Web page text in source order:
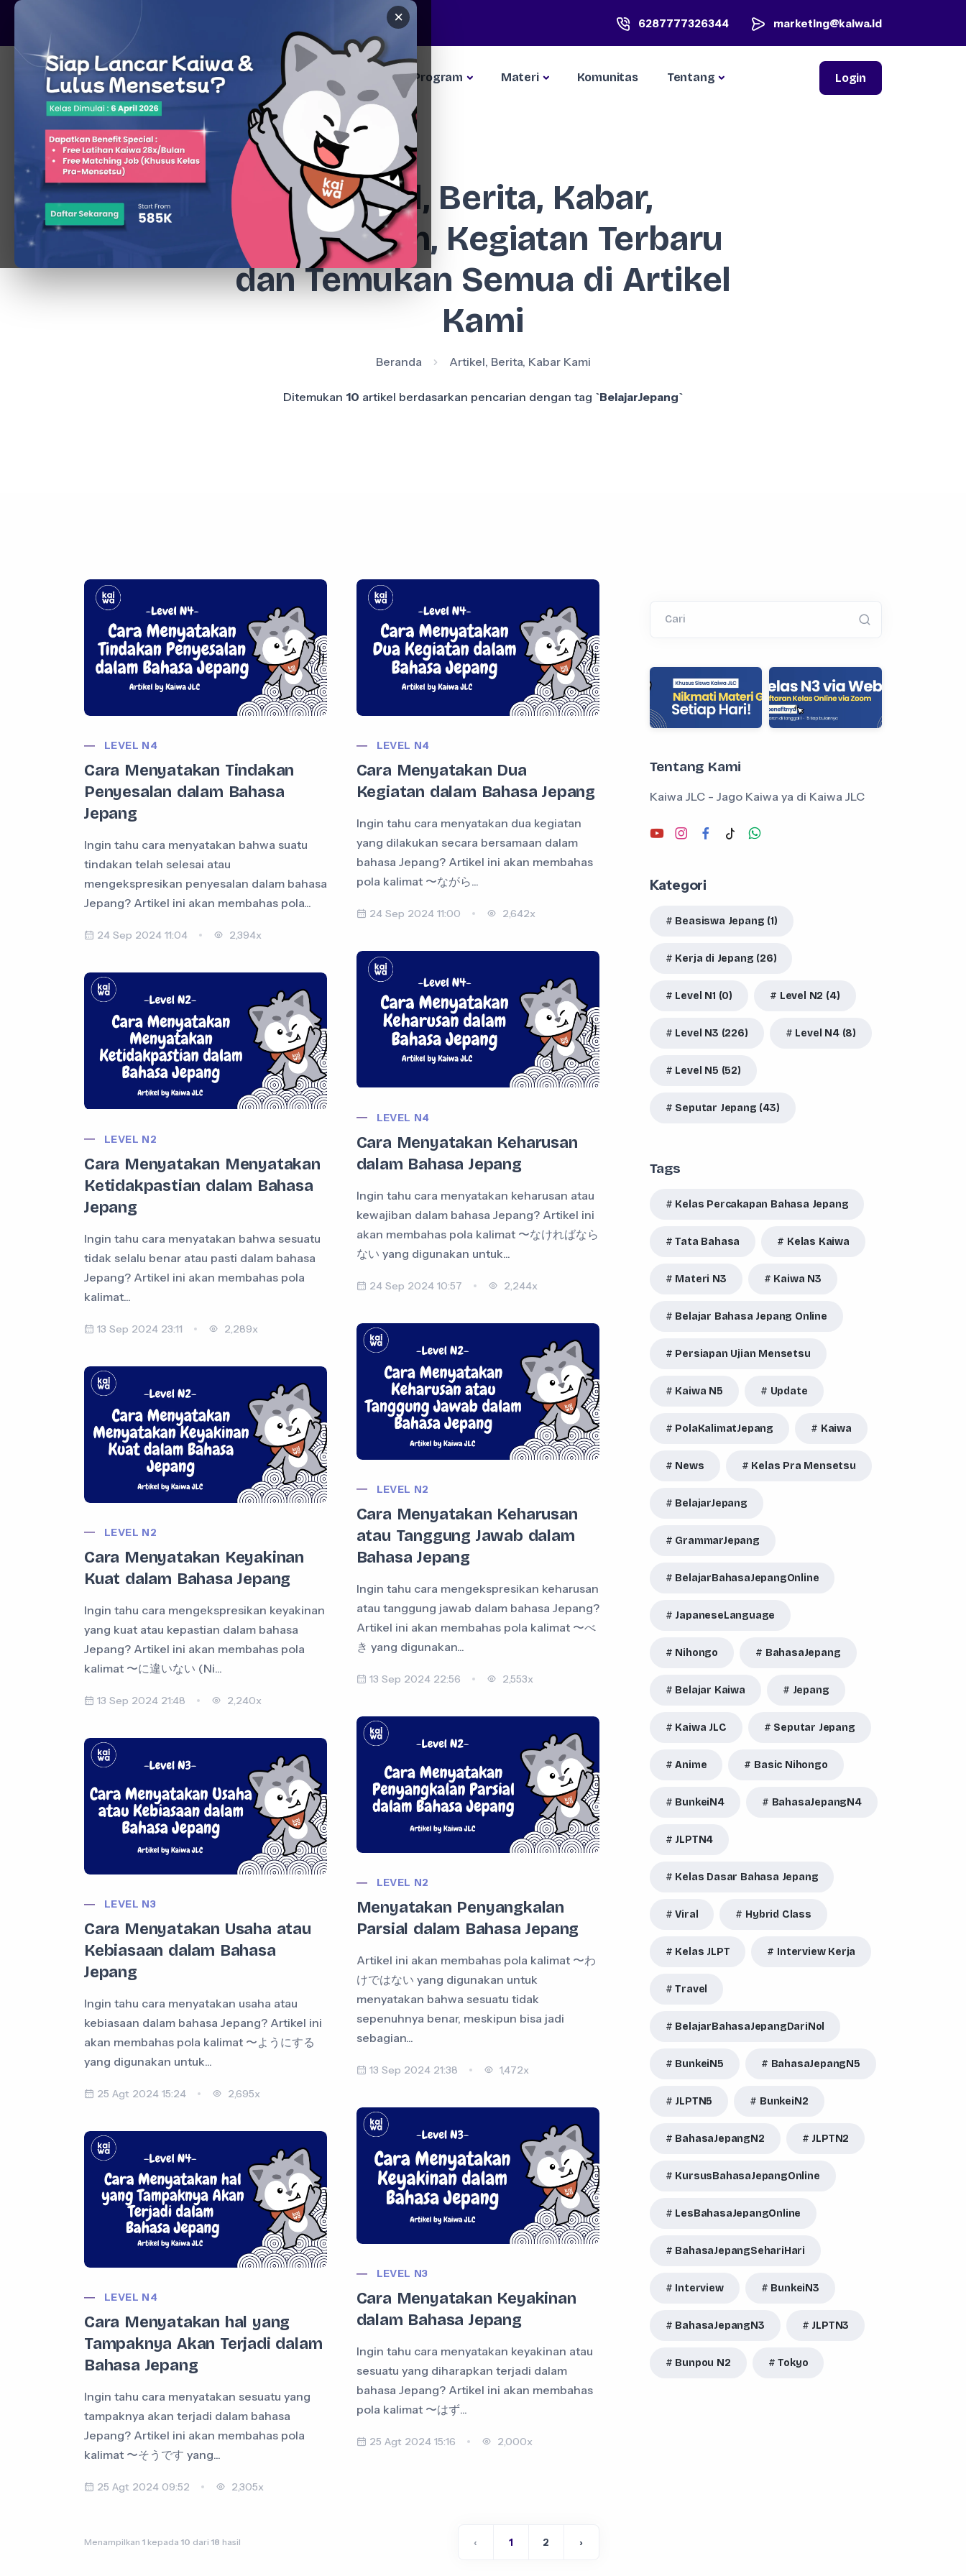
×
Pare, Kediri - Jawa Timur 6287777326344 marketing@kaiwa.id
Beranda Kompetisi Program Materi Komunitas Tentang Login
Artikel, Berita, Kabar,
Pencapaian, Kegiatan Terbaru
dan Temukan Semua di Artikel
Kami
Beranda Artikel, Berita, Kabar Kami
Ditemukan 10 artikel berdasarkan pencarian dengan tag `BelajarJepang`
LEVEL N4
Cara Menyatakan Tindakan
Penyesalan dalam Bahasa
Jepang
Ingin tahu cara menyatakan bahwa suatu
tindakan telah selesai atau
mengekspresikan penyesalan dalam bahasa
Jepang? Artikel ini akan membahas pola...
24 Sep 2024 11:04 2,394x
LEVEL N4
Cara Menyatakan Dua
Kegiatan dalam Bahasa Jepang
Ingin tahu cara menyatakan dua kegiatan
yang dilakukan secara bersamaan dalam
bahasa Jepang? Artikel ini akan membahas
pola kalimat 〜ながら...
24 Sep 2024 11:00 2,642x
LEVEL N4
Cara Menyatakan Keharusan
dalam Bahasa Jepang
Ingin tahu cara menyatakan keharusan atau
kewajiban dalam bahasa Jepang? Artikel ini
akan membahas pola kalimat 〜なければなら
ない yang digunakan untuk...
24 Sep 2024 10:57 2,244x
LEVEL N2
Cara Menyatakan Menyatakan
Ketidakpastian dalam Bahasa
Jepang
Ingin tahu cara menyatakan bahwa sesuatu
tidak selalu benar atau pasti dalam bahasa
Jepang? Artikel ini akan membahas pola
kalimat...
13 Sep 2024 23:11 2,289x
LEVEL N2
Cara Menyatakan Keharusan
atau Tanggung Jawab dalam
Bahasa Jepang
Ingin tahu cara mengekspresikan keharusan
atau tanggung jawab dalam bahasa Jepang?
Artikel ini akan membahas pola kalimat 〜べ
き yang digunakan...
13 Sep 2024 22:56 2,553x
LEVEL N2
Cara Menyatakan Keyakinan
Kuat dalam Bahasa Jepang
Ingin tahu cara mengekspresikan keyakinan
yang kuat atau kepastian dalam bahasa
Jepang? Artikel ini akan membahas pola
kalimat 〜に違いない (Ni...
13 Sep 2024 21:48 2,240x
LEVEL N2
Menyatakan Penyangkalan
Parsial dalam Bahasa Jepang
Artikel ini akan membahas pola kalimat 〜わ
けではない yang digunakan untuk
menyatakan bahwa sesuatu tidak
sepenuhnya benar, meskipun bisa jadi
sebagian...
13 Sep 2024 21:38 1,472x
LEVEL N3
Cara Menyatakan Usaha atau
Kebiasaan dalam Bahasa
Jepang
Ingin tahu cara menyatakan usaha atau
kebiasaan dalam bahasa Jepang? Artikel ini
akan membahas pola kalimat 〜ようにする
yang digunakan untuk...
25 Agt 2024 15:24 2,695x
LEVEL N3
Cara Menyatakan Keyakinan
dalam Bahasa Jepang
Ingin tahu cara menyatakan keyakinan atau
sesuatu yang diharapkan terjadi dalam
bahasa Jepang? Artikel ini akan membahas
pola kalimat 〜はず...
25 Agt 2024 15:16 2,000x
LEVEL N4
Cara Menyatakan hal yang
Tampaknya Akan Terjadi dalam
Bahasa Jepang
Ingin tahu cara menyatakan sesuatu yang
tampaknya akan terjadi dalam bahasa
Jepang? Artikel ini akan membahas pola
kalimat 〜そうです yang...
25 Agt 2024 09:52 2,305x
Menampilkan 1 kepada 10 dari 18 hasil ‹ 1 2 ›
Cari
Tentang Kami
Kaiwa JLC - Jago Kaiwa ya di Kaiwa JLC
Kategori
Beasiswa Jepang (1)
Kerja di Jepang (26)
Level N1 (0) Level N2 (4)
Level N3 (226) Level N4 (8)
Level N5 (52)
Seputar Jepang (43)
Tags
Kelas Percakapan Bahasa Jepang
Tata Bahasa Kelas Kaiwa
Materi N3 Kaiwa N3
Belajar Bahasa Jepang Online
Persiapan Ujian Mensetsu
Kaiwa N5 Update
PolaKalimatJepang Kaiwa
News Kelas Pra Mensetsu
BelajarJepang
GrammarJepang
BelajarBahasaJepangOnline
JapaneseLanguage
Nihongo BahasaJepang
Belajar Kaiwa Jepang
Kaiwa JLC Seputar Jepang
Anime Basic Nihongo
BunkeiN4 BahasaJepangN4
JLPTN4
Kelas Dasar Bahasa Jepang
Viral Hybrid Class
Kelas JLPT Interview Kerja
Travel
BelajarBahasaJepangDariNol
BunkeiN5 BahasaJepangN5
JLPTN5 BunkeiN2
BahasaJepangN2 JLPTN2
KursusBahasaJepangOnline
LesBahasaJepangOnline
BahasaJepangSehariHari
Interview BunkeiN3
BahasaJepangN3 JLPTN3
Bunpou N2 Tokyo